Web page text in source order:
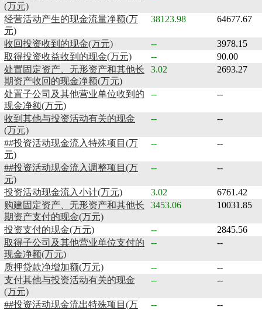
(万元)
经营活动产生的现金流量净额(万
元)
38123.98 64677.67
收回投资收到的现金(万元) --
3978.15
取得投资收益收到的现金(万元)
--
90.00
处置固定资产、无形资产和其他长
期资产收回的现金净额(万元)
3.02 2693.27
处置子公司及其他营业单位收到的
现金净额(万元)
-- --
收到其他与投资活动有关的现金
(万元)
-- --
##投资活动现金流入特殊项目(万
元)
-- --
##投资活动现金流入调整项目(万
元)
-- --
投资活动现金流入小计(万元) 3.02
6761.42
购建固定资产、无形资产和其他长
期资产支付的现金(万元)
3453.06 10031.85
投资支付的现金(万元) --
2845.56
取得子公司及其他营业单位支付的
现金净额(万元)
-- --
质押贷款净增加额(万元) --
--
支付其他与投资活动有关的现金
(万元)
-- --
##投资活动现金流出特殊项目(万
-- --